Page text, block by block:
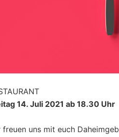
14. Juli 2021 ab 18.30 Uhr
freuen uns mit euch